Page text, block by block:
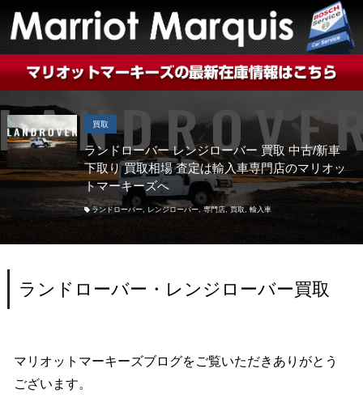
買取
ランドローバー レンジローバー 買取 中古/新車
下取り 買取相場 査定は輸入車専門店のマリオッ
トマーキーズへ
ランドローバー, レンジローバー,専門店, 買取, 輸入車
ランドローバー・レンジローバー買取
マリオットマーキーズブログをご覧いただきありがとう
ございます。